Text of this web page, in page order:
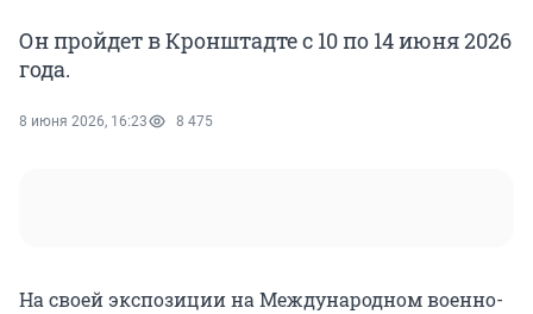
Он пройдет в Кронштадте с 10 по 14 июня 2026
года.
8 июня 2026, 16:23 8 475
На своей экспозиции на Международном военно-